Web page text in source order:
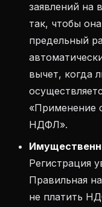
заявлений на
так, чтобы
предельный
вычет, когда
«Применение
НДФЛ».
Регистрация
Правильная
не платить